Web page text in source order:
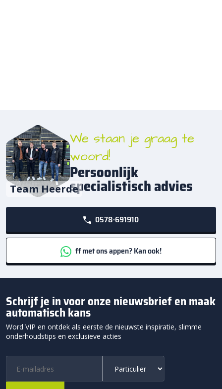
Team Heerde
We staan je graag te
woord!
Persoonlijk
specialistisch advies
0578-691910
ff met ons appen? Kan ook!
Schrijf je in voor onze nieuwsbrief en maak
automatisch kans
Word VIP en ontdek als eerste de nieuwste inspiratie, slimme
onderhoudstips en exclusieve acties